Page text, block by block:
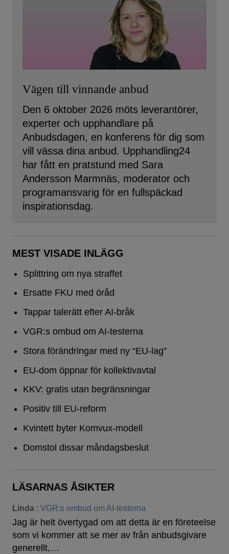
Vägen till vinnande anbud
Den 6 oktober 2026 möts leverantörer,
experter och upphandlare på
Anbudsdagen, en konferens för dig som
vill vässa dina anbud. Upphandling24
har fått en pratstund med Sara
Andersson Marmnäs, moderator och
programansvarig för en fullspäckad
inspirationsdag.
MEST VISADE INLÄGG
Splittring om nya straffet
Ersatte FKU med öråd
Tappar talerätt efter AI-bråk
VGR:s ombud om AI-testerna
Stora förändringar med ny “EU-lag”
EU-dom öppnar för kollektivavtal
KKV: gratis utan begränsningar
Positiv till EU-reform
Kvintett byter Komvux-modell
Domstol dissar måndagsbeslut
LÄSARNAS ÅSIKTER
Linda : VGR:s ombud om AI-testerna
Jag är helt övertygad om att detta är en företeelse
som vi kommer att se mer av från anbudsgivare
generellt,…